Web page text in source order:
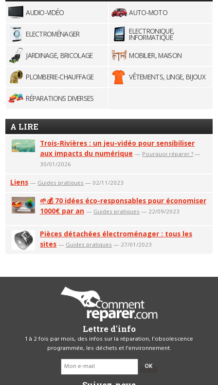
AUDIO-VIDÉO AUTO-MOTO
ELECTROMÉNAGER ELECTRONIQUE,
INFORMATIQUE
JARDINAGE, BRICOLAGE
MOBILIER, MAISON
PLOMBERIE-CHAUFFAGE VÊTEMENTS, LINGE, BIJOUX
RÉPARATIONS DIVERSES
A LIRE
Trois-Rivières : un jeu-vidéo pour sensibiliser
aux impacts du numérique — Pourquoi réparer ? —
30/01/2026
Liens — Guides pratiques — 02/11/2023
🌱💰 70 idées éco-responsables pour économiser
1000€ par an — Guides pratiques — 22/09/2023
Pièces détachées électroménager : tous les
sites — Guides pratiques — 27/01/2023
Lettre d'info
1 à 2 fois par mois, des infos sur la réparation, l'obsolescence
programmée, les déchets et l'environnement.
OK